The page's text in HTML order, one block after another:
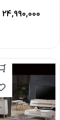
24,990,000